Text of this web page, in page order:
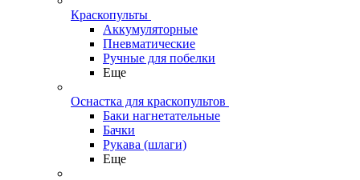
Краскопульты
Аккумуляторные
Пневматические
Ручные для побелки
Еще
Оснастка для краскопультов
Баки нагнетательные
Бачки
Рукава (шлаги)
Еще